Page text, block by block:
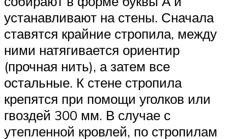
устанавливают на стены. Сначала
ставятся крайние стропила, между
ними натягивается ориентир
(прочная нить), а затем все
остальные. К стене стропила
крепятся при помощи уголков или
гвоздей 300 мм. В случае с
утепленной кровлей, по стропилам